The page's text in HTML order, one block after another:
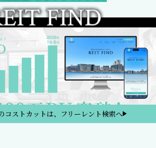
コストカットは、フリーレント検索へ